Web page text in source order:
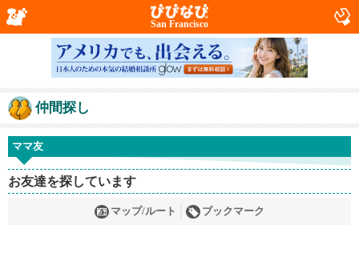
San Francisco
仲間探し
ママ友
お友達を探しています
マップ/ルート ブックマーク